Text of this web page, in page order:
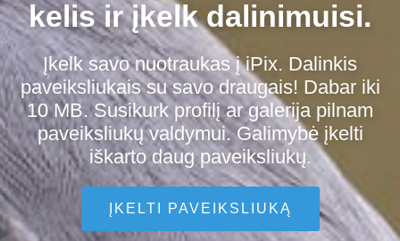
kelis ir įkelk dalinimuisi.
Įkelk savo nuotraukas į iPix. Dalinkis
paveiksliukais su savo draugais! Dabar iki
10 MB. Susikurk profilį ar galerija pilnam
paveiksliukų valdymui. Galimybė įkelti
iškarto daug paveiksliukų.
ĮKELTI PAVEIKSLIUKĄ